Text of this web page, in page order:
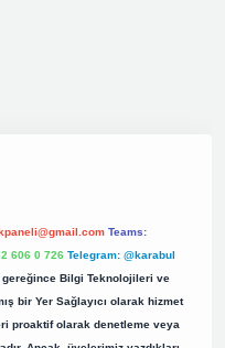
Teams:
606 0 726 Telegram: @karabul
gereğince Bilgi Teknolojileri ve
bir Yer Sağlayıcı olarak hizmet
proaktif olarak denetleme veya